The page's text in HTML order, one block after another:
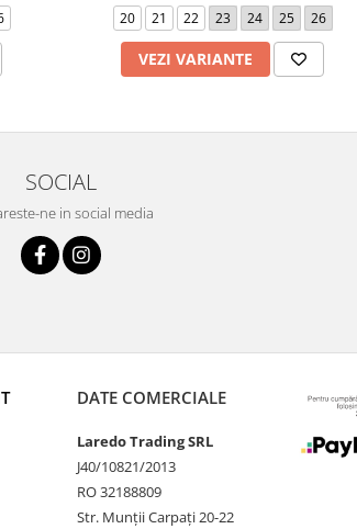
20 21 22 23 24 25 26
VEZI VARIANTE
SOCIAL
ne in social media
DATE COMERCIALE
Laredo Trading SRL
J40/10821/2013
RO 32188809
Str. Munții Carpați 20-22